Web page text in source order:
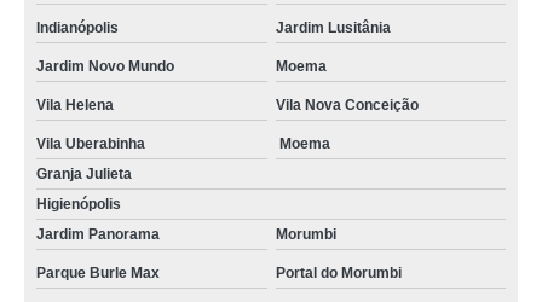
Indianópolis Jardim Lusitânia
Jardim Novo Mundo Moema
Vila Helena Vila Nova Conceição
Vila Uberabinha
Moema
Granja Julieta
Higienópolis
Jardim Panorama
Morumbi
Parque Burle Max Portal do Morumbi